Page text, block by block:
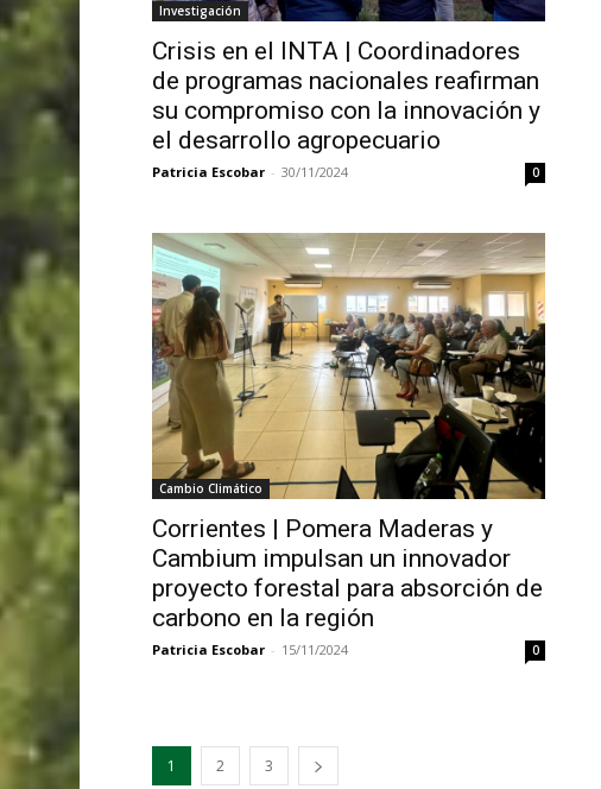
Investigación
Crisis en el INTA | Coordinadores
de programas nacionales reafirman
su compromiso con la innovación y
el desarrollo agropecuario
Patricia Escobar - 30/11/2024 0
Cambio Climático
Corrientes | Pomera Maderas y
Cambium impulsan un innovador
proyecto forestal para absorción de
carbono en la región
Patricia Escobar - 15/11/2024 0
1 2 3